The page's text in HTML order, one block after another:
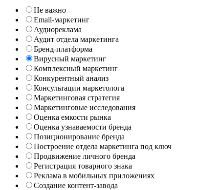
Не важно
Email-маркетинг
Аудиореклама
Аудит отдела маркетинга
Бренд-платформа
Вирусный маркетинг
Комплексный маркетинг
Конкурентный анализ
Консультации маркетолога
Маркетинговая стратегия
Маркетинговые исследования
Оценка емкости рынка
Оценка узнаваемости бренда
Позиционирование бренда
Построение отдела маркетинга под ключ
Продвижение личного бренда
Регистрация товарного знака
Реклама в мобильных приложениях
Создание контент-завода